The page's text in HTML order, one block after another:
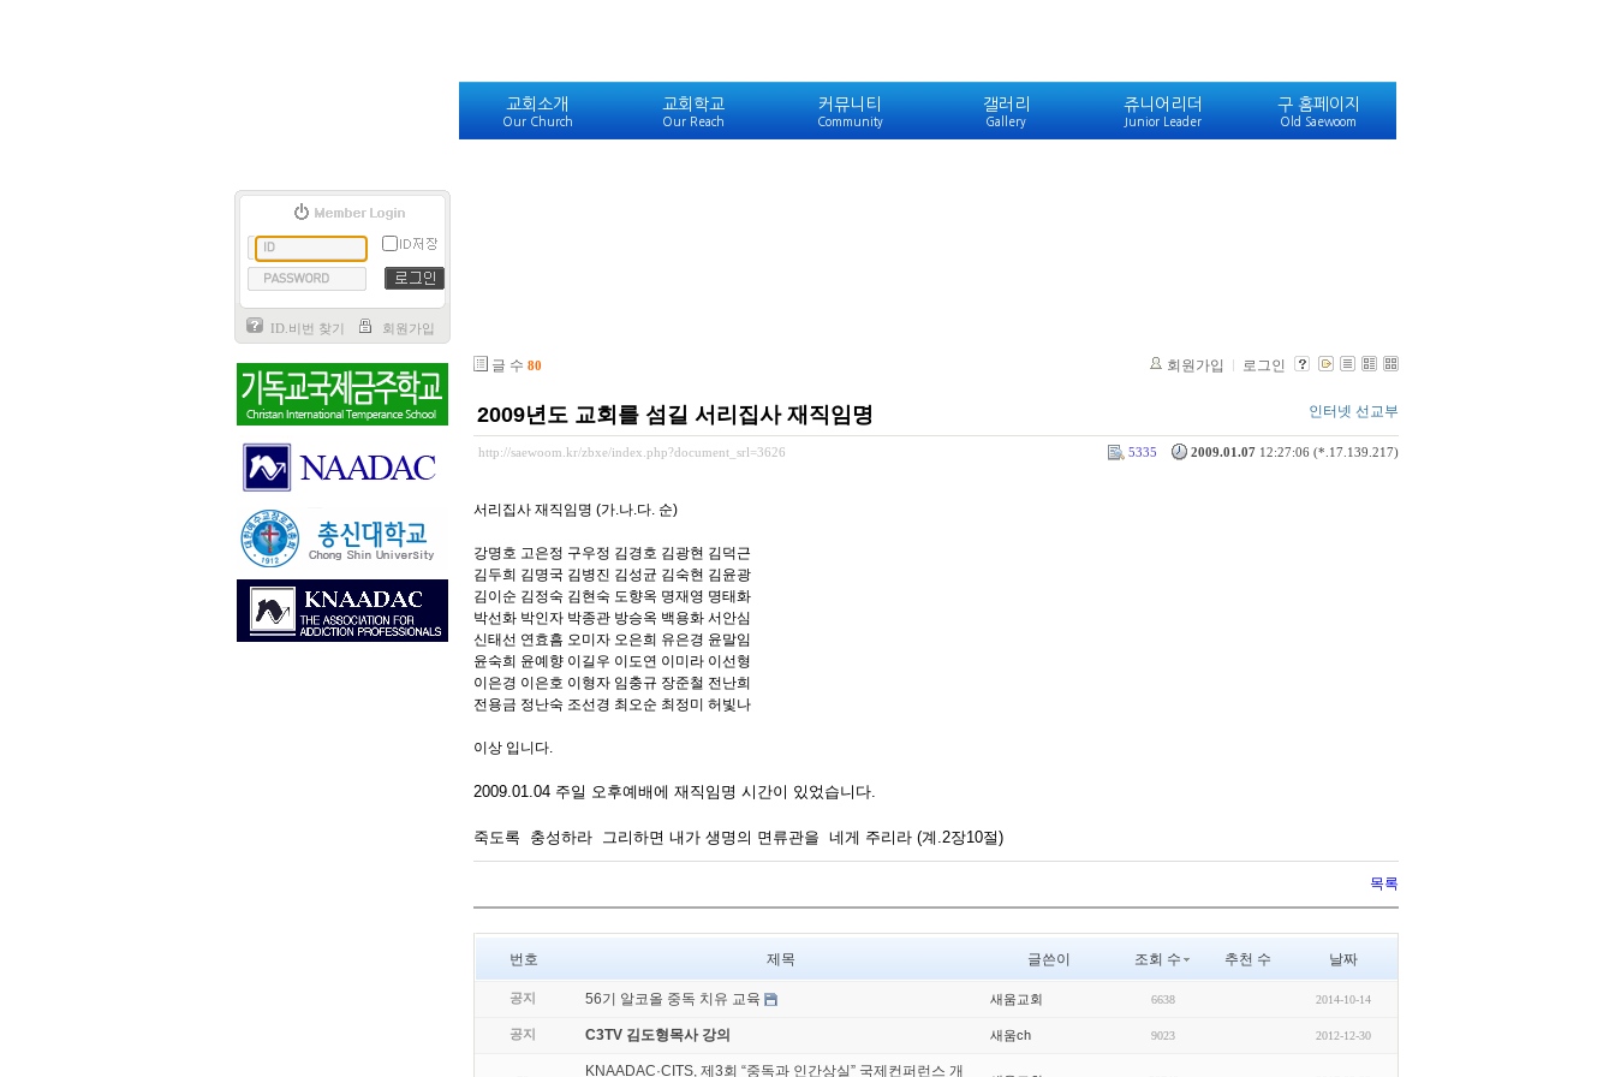
교회소개
Our Church
교회학교
Our Reach
커뮤니티
Community
갤러리
Gallery
쥬니어리더
Junior Leader
구 홈페이지
Old Saewoom
ID.비번 찾기 회원가입
글 수 80 회원가입 로그인
2009년도 교회를 섬길 서리집사 재직임명 인터넷 선교부
http://saewoom.kr/zbxe/index.php?document_srl=3626 2009.01.07 12:27:06 (*.17.139.217)
5335
서리집사 재직임명 (가.나.다. 순)
강명호 고은정 구우정 김경호 김광현 김덕근
김두희 김명국 김병진 김성균 김숙현 김윤광
김이순 김정숙 김현숙 도향옥 명재영 명태화
박선화 박인자 박종관 방승옥 백용화 서안심
신태선 연효흠 오미자 오은희 유은경 윤말임
윤숙희 윤예향 이길우 이도연 이미라 이선형
이은경 이은호 이형자 임충규 장준철 전난희
전용금 정난숙 조선경 최오순 최정미 허빛나
이상 입니다.
2009.01.04 주일 오후예배에 재직임명 시간이 있었습니다.
죽도록 충성하라 그리하면 내가 생명의 면류관을 네게 주리라 (계.2장10절)
목록
번호 제목 글쓴이 조회 수 추천 수 날짜
공지 56기 알코올 중독 치유 교육 새움교회 6638 2014-10-14
공지 C3TV 김도형목사 강의 새움ch 9023 2012-12-30
KNAADAC·CITS, 제3회 “중독과 인간상실” 국제컨퍼런스 개